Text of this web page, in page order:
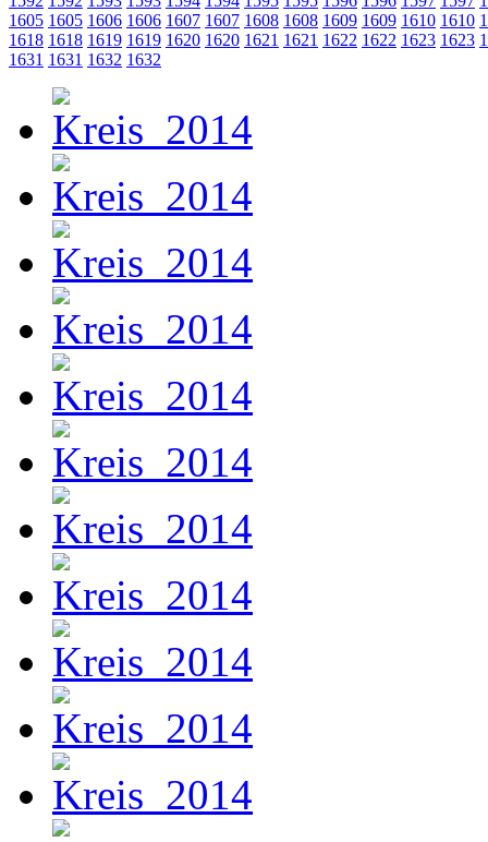
1605 1605 1606 1606 1607 1607 1608 1608 1609 1609 1610 1610
1618 1618 1619 1619 1620 1620 1621 1621 1622 1622 1623 1623
1631 1631 1632 1632